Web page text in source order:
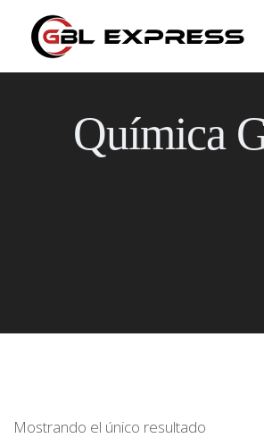
Química
Mostrando el único resultado